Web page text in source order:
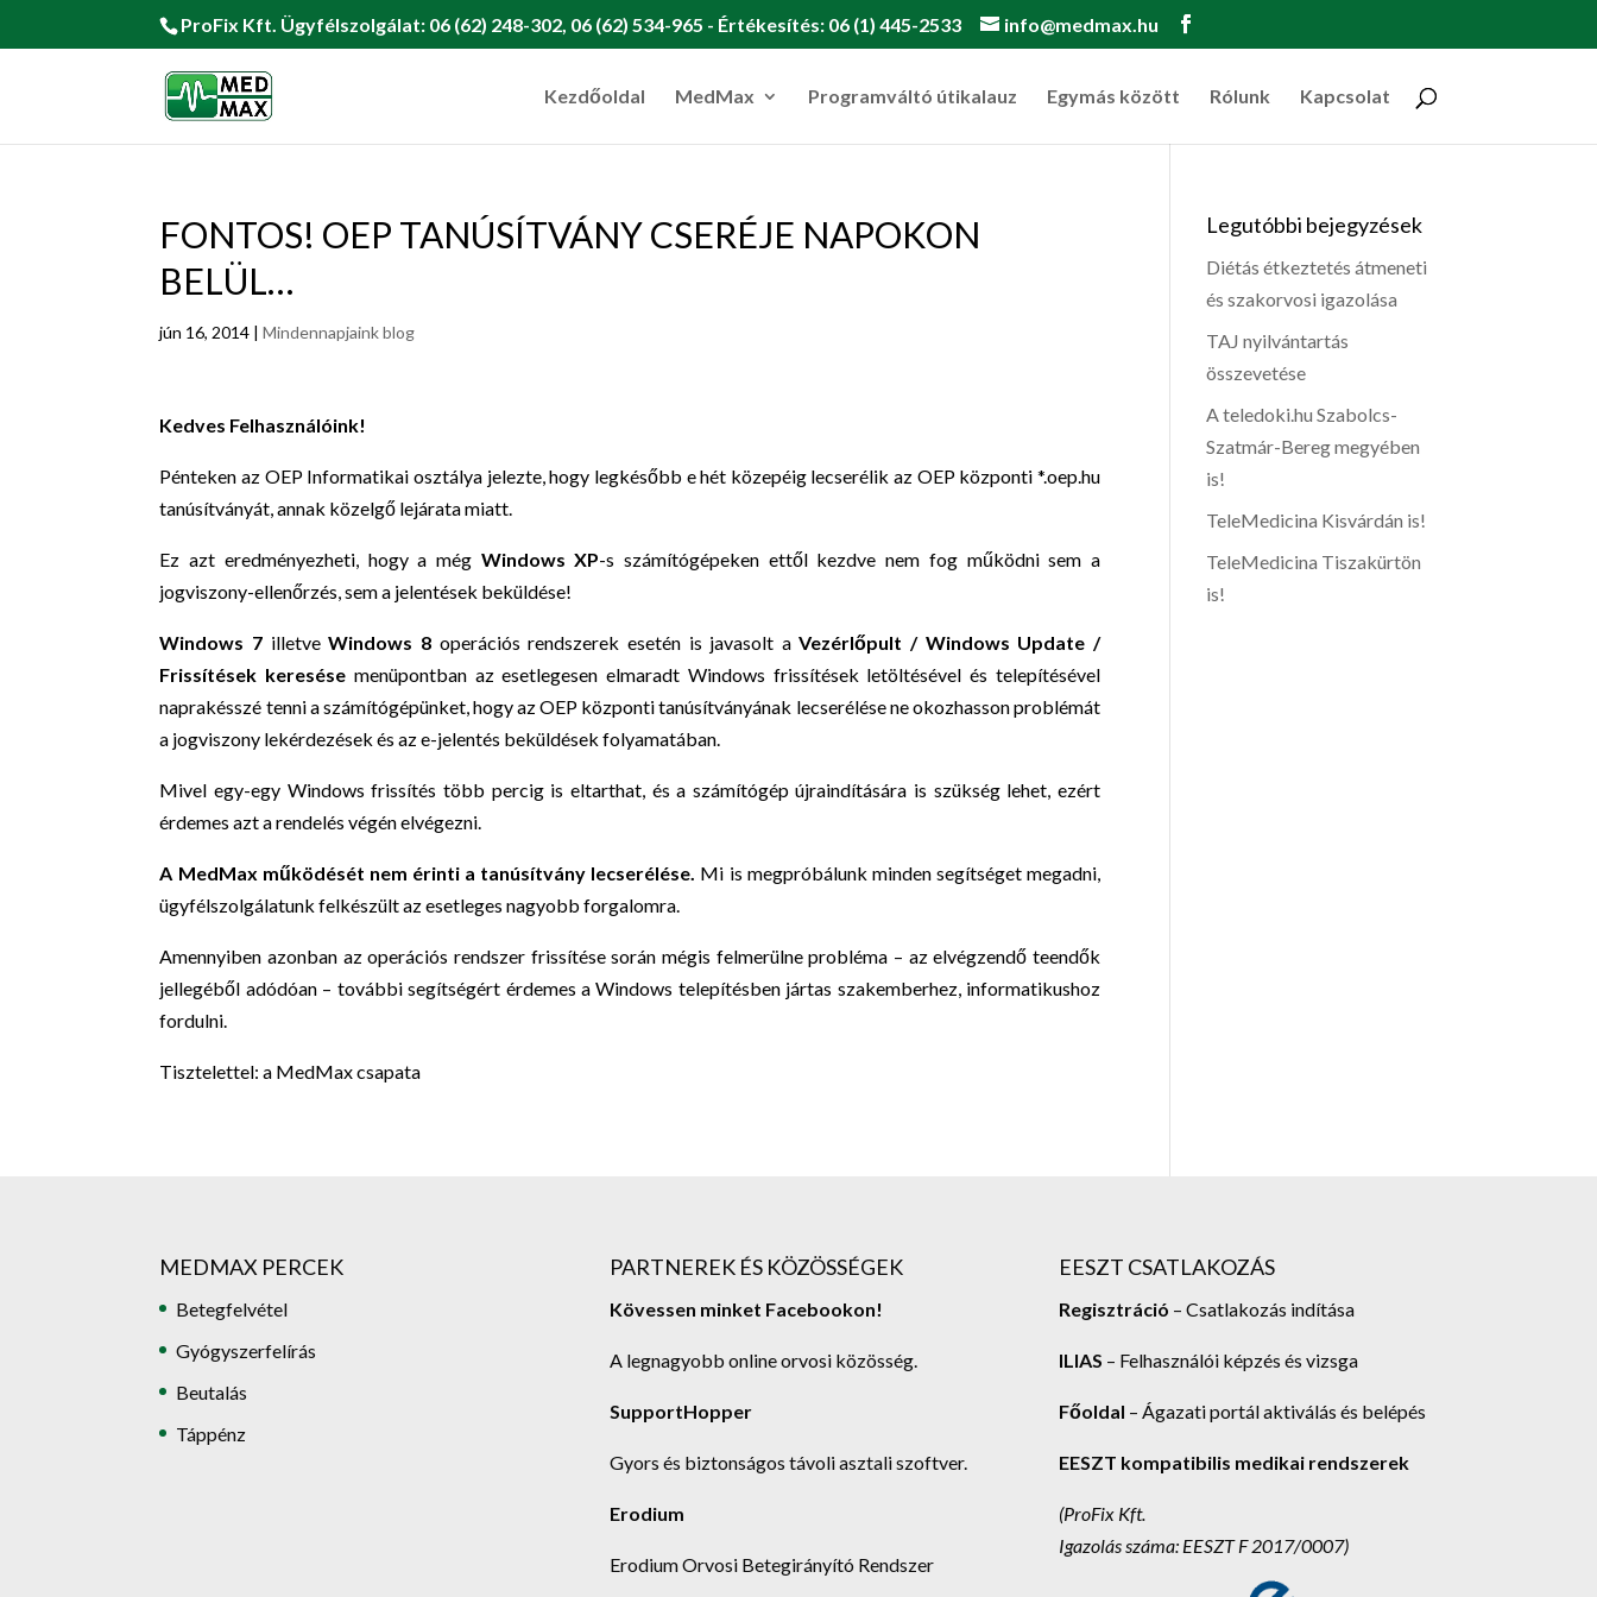
ProFix Kft. Ügyfélszolgálat: 06 (62) 248-302, 06 (62) 534-965 - Értékesítés: 06 (1) 445-2533 info@medmax.hu
Kezdőoldal MedMax Programváltó útikalauz Egymás között Rólunk Kapcsolat
FONTOS! OEP TANÚSÍTVÁNY CSERÉJE NAPOKON
BELÜL…
jún 16, 2014 |Mindennapjaink blog
Kedves Felhasználóink!
Pénteken az OEP Informatikai osztálya jelezte, hogy legkésőbb e hét közepéig lecserélik az OEP központi *.oep.hu
tanúsítványát, annak közelgő lejárata miatt.
Ez azt eredményezheti, hogy a még Windows XP-s számítógépeken ettől kezdve nem fog működni sem a
jogviszony-ellenőrzés, sem a jelentések beküldése!
Windows 7 illetveWindows 8operációs rendszerek esetén is javasolt aVezérlőpult / Windows Update /
Frissítések keresése menüpontban az esetlegesen elmaradt Windows frissítések letöltésével és telepítésével
naprakésszé tenni a számítógépünket, hogy az OEP központi tanúsítványának lecserélése ne okozhasson problémát
a jogviszony lekérdezések és az e-jelentés beküldések folyamatában.
Mivel egy-egy Windows frissítés több percig is eltarthat, és a számítógép újraindítására is szükség lehet, ezért
érdemes azt a rendelés végén elvégezni.
A MedMax működését nem érinti a tanúsítvány lecserélése. Mi is megpróbálunk minden segítséget megadni,
ügyfélszolgálatunk felkészült az esetleges nagyobb forgalomra.
Amennyiben azonban az operációs rendszer frissítése során mégis felmerülne probléma – az elvégzendő teendők
jellegéből adódóan – további segítségért érdemes a Windows telepítésben jártas szakemberhez, informatikushoz
fordulni.
Tisztelettel: a MedMax csapata
Legutóbbi bejegyzések
Diétás étkeztetés átmeneti
és szakorvosi igazolása
TAJ nyilvántartás
összevetése
A teledoki.hu Szabolcs-
Szatmár-Bereg megyében
is!
TeleMedicina Kisvárdán is!
TeleMedicina Tiszakürtön
is!
MEDMAX PERCEK
Betegfelvétel
Gyógyszerfelírás
Beutalás
Táppénz
PARTNEREK ÉS KÖZÖSSÉGEK
Kövessen minket Facebookon!
A legnagyobb online orvosi közösség.
SupportHopper
Gyors és biztonságos távoli asztali szoftver.
Erodium
Erodium Orvosi Betegirányító Rendszer
EESZT CSATLAKOZÁS
Regisztráció – Csatlakozás indítása
ILIAS – Felhasználói képzés és vizsga
Főoldal – Ágazati portál aktiválás és belépés
EESZT kompatibilis medikai rendszerek
(ProFix Kft.
Igazolás száma: EESZT F 2017/0007)